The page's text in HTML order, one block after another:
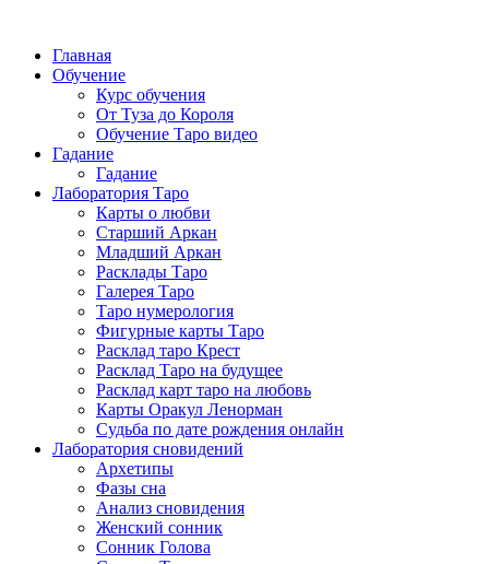
Главная
Обучение
Курс обучения
От Туза до Короля
Обучение Таро видео
Гадание
Гадание
Лаборатория Таро
Карты о любви
Старший Аркан
Младший Аркан
Расклады Таро
Галерея Таро
Таро нумерология
Фигурные карты Таро
Расклад таро Крест
Расклад Таро на будущее
Расклад карт таро на любовь
Карты Оракул Ленорман
Судьба по дате рождения онлайн
Лаборатория сновидений
Архетипы
Фазы сна
Анализ сновидения
Женский сонник
Сонник Голова